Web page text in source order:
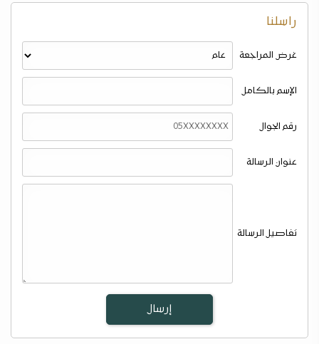
راسلنا
غرض المراجعة
الإسم بالكامل
رقم الجوال
عنوان الرسالة
تفاصيل الرسالة